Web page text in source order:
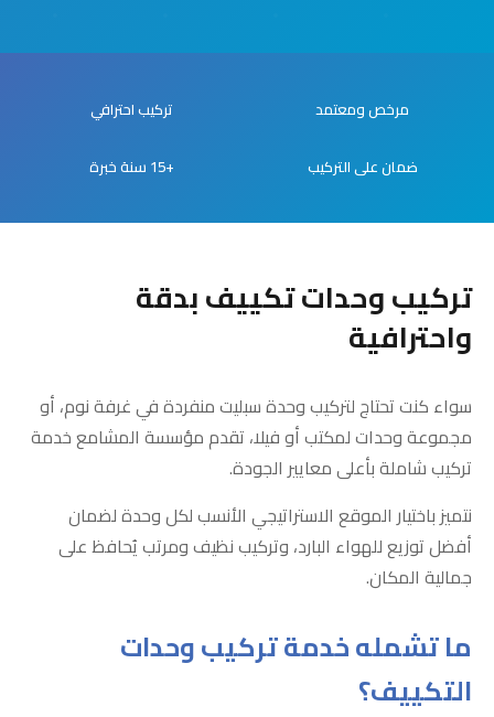
مرخص ومعتمد تركيب احترافي
ضمان على التركيب +15 سنة خبرة
تركيب وحدات تكييف بدقة
واحترافية
سواء كنت تحتاج لتركيب وحدة سبليت منفردة في غرفة نوم، أو
مجموعة وحدات لمكتب أو فيلا، تقدم مؤسسة المشامع خدمة
تركيب شاملة بأعلى معايير الجودة.
نتميز باختيار الموقع الاستراتيجي الأنسب لكل وحدة لضمان
أفضل توزيع للهواء البارد، وتركيب نظيف ومرتب يُحافظ على
جمالية المكان.
ما تشمله خدمة تركيب وحدات
التكييف؟